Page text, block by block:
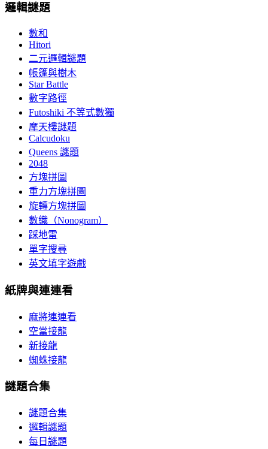
邏輯謎題
數和
Hitori
二元邏輯謎題
帳篷與樹木
Star Battle
數字路徑
Futoshiki 不等式數獨
摩天樓謎題
Calcudoku
Queens 謎題
2048
方塊拼圖
重力方塊拼圖
旋轉方塊拼圖
數織（Nonogram）
踩地雷
單字搜尋
英文填字遊戲
紙牌與連連看
麻將連連看
空當接龍
新接龍
蜘蛛接龍
謎題合集
謎題合集
邏輯謎題
每日謎題